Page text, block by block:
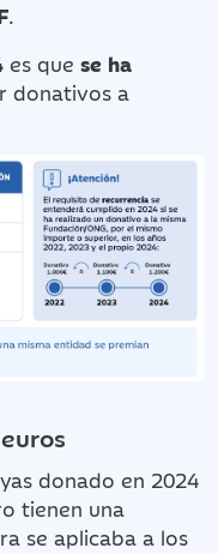
.
es que se ha
donativos a
donado en 2024
tienen una
se aplicaba a los